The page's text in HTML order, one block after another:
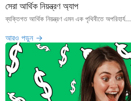
সেরা আর্থিক নিয়ন্ত্রণ অ্যাপ
ব্যক্তিগত আর্থিক নিয়ন্ত্রণ এমন এক পৃথিবীতে অপরিহার্য...
আরও পড়ুন →